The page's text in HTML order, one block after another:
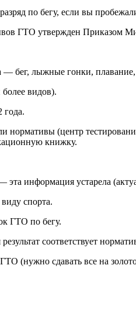
по бегу, если вы
ГТО утвержден Приказом
бег, лыжные гонки, плавание,
видов).
года.
нормативы (центр
книжку.
информация устарела
спорта.
ГТО по бегу.
соответствует
(нужно сдавать все на